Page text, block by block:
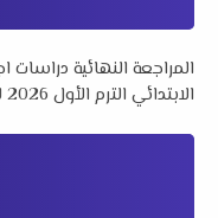
المراجعة النهائية دراسات
الابتدائي الترم الأول 2026 لمستر احمد منصور